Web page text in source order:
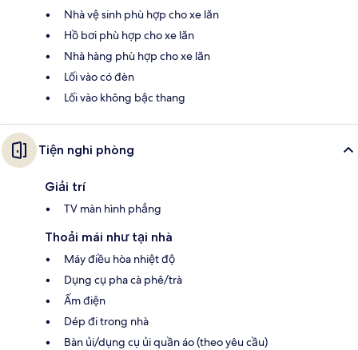
Nhà vệ sinh phù hợp cho xe lăn
Hồ bơi phù hợp cho xe lăn
Nhà hàng phù hợp cho xe lăn
Lối vào có đèn
Lối vào không bậc thang
Tiện nghi phòng
Giải trí
TV màn hình phẳng
Thoải mái như tại nhà
Máy điều hòa nhiệt độ
Dụng cụ pha cà phê/trà
Ấm điện
Dép đi trong nhà
Bàn ủi/dụng cụ ủi quần áo (theo yêu cầu)